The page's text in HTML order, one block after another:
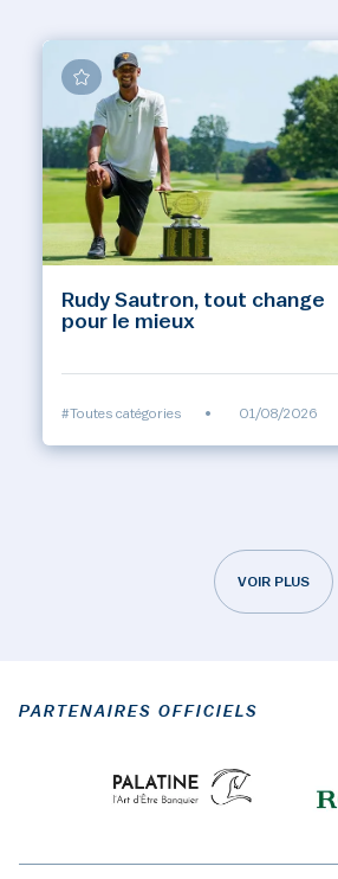
Rudy Sautron, tout change
pour le mieux
#Toutes catégories • 01/08/2026
VOIR PLUS
PARTENAIRES OFFICIELS